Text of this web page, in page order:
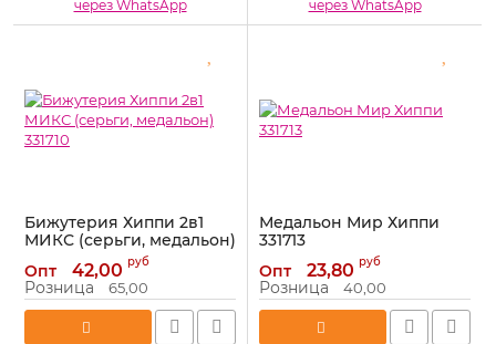
через WhatsApp
через WhatsApp
Бижутерия Хиппи 2в1
МИКС (серьги, медальон)
Артикул: 331710
Опт 42,00 руб
Розница 65,00
Медальон Мир Хиппи
331713
Артикул: 331713
Опт 23,80 руб
Розница 40,00